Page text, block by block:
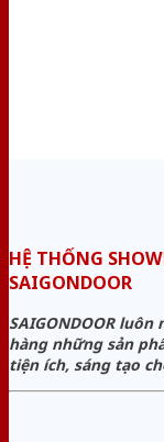
HỆ THỐNG
SAIGONDOOR
SAIGONDOOR
hàng những sản
tiện ích, sáng tạo